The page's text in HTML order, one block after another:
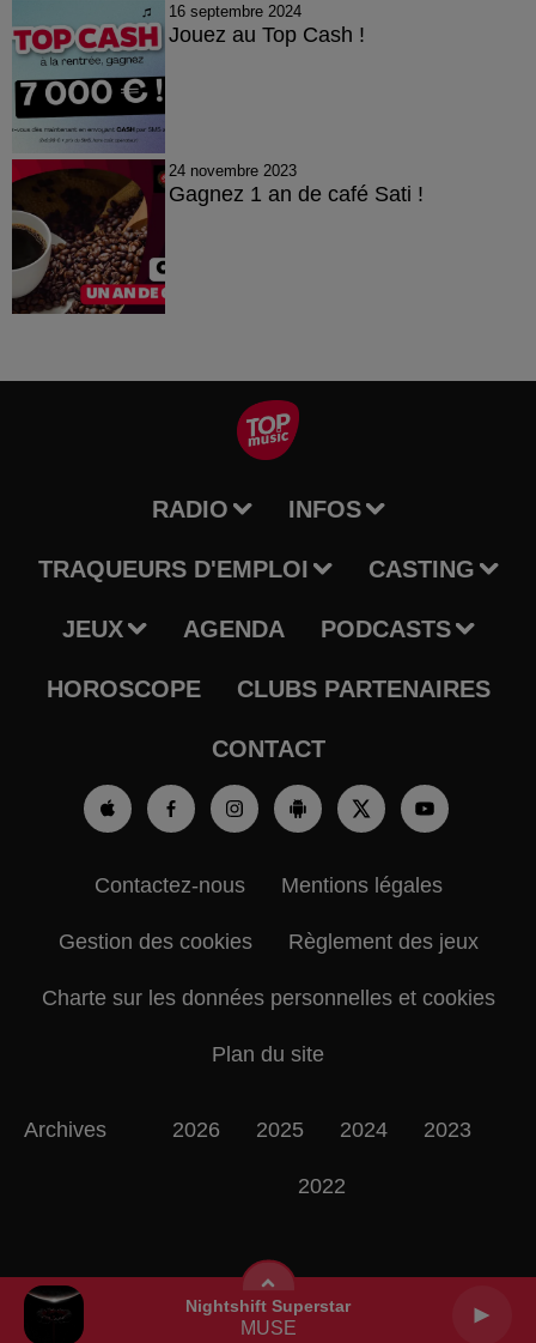
Nightshift Superstar
MUSE
16 septembre 2024
Jouez au Top Cash !
24 novembre 2023
Gagnez 1 an de café Sati !
RADIO INFOS
TRAQUEURS D'EMPLOI CASTING
JEUX AGENDA PODCASTS
HOROSCOPE CLUBS PARTENAIRES
CONTACT
Contactez-nous Mentions légales
Gestion des cookies Règlement des jeux
Charte sur les données personnelles et cookies
Plan du site
Archives 2026 2025 2024 2023
2022